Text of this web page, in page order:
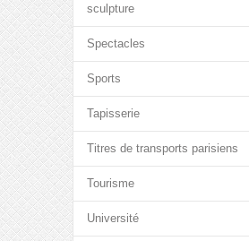
sculpture
Spectacles
Sports
Tapisserie
Titres de transports parisiens
Tourisme
Université